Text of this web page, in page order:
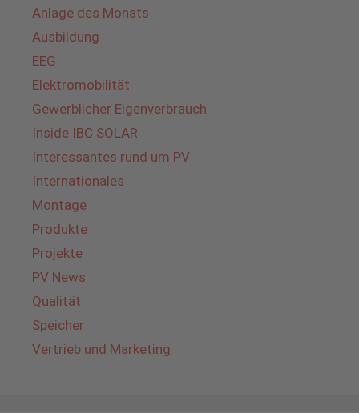
Anlage des Monats
Ausbildung
EEG
Elektromobilität
Gewerblicher Eigenverbrauch
Inside IBC SOLAR
Interessantes rund um PV
Internationales
Montage
Produkte
Projekte
PV News
Qualität
Speicher
Vertrieb und Marketing